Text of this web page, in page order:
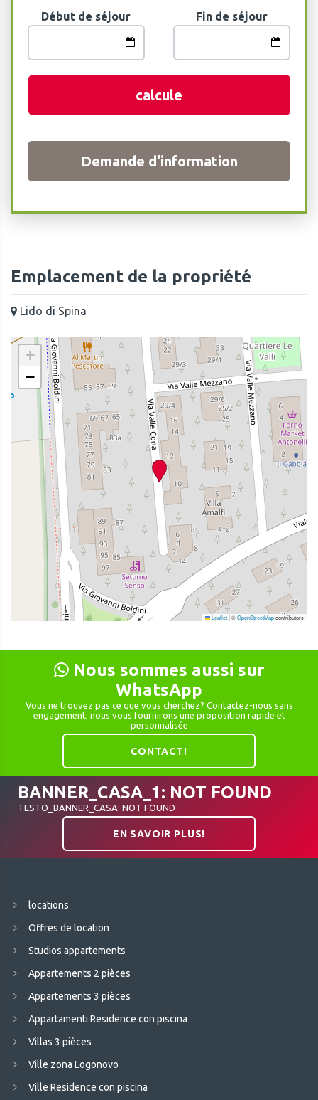
Début de séjour Fin de séjour
calcule
Demande d'information
Emplacement de la propriété
Lido di Spina
+
−
Leaflet|©OpenStreetMapcontributors
Nous sommes aussi sur
WhatsApp
Vous ne trouvez pas ce que vous cherchez? Contactez-nous sans
engagement, nous vous fournirons une proposition rapide et
personnalisée
CONTACT!
BANNER_CASA_1: NOT FOUND
TESTO_BANNER_CASA: NOT FOUND
EN SAVOIR PLUS!
locations
Offres de location
Studios appartements
Appartements 2 pièces
Appartements 3 pièces
Appartamenti Residence con piscina
Villas 3 pièces
Ville zona Logonovo
Ville Residence con piscina